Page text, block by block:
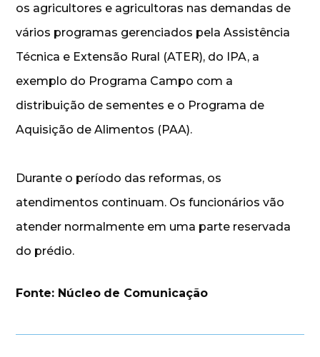
os agricultores e agricultoras nas demandas de
vários programas gerenciados pela Assistência
Técnica e Extensão Rural (ATER), do IPA, a
exemplo do Programa Campo com a
distribuição de sementes e o Programa de
Aquisição de Alimentos (PAA).
Durante o período das reformas, os
atendimentos continuam. Os funcionários vão
atender normalmente em uma parte reservada
do prédio.
Fonte: Núcleo de Comunicação